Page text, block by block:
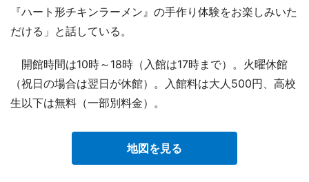
『ハート形チキンラーメン』の手作り体験をお楽しみいた
だける」と話している。
開館時間は10時～18時（入館は17時まで）。火曜休館
（祝日の場合は翌日が休館）。入館料は大人500円、高校
生以下は無料（一部別料金）。
地図を見る